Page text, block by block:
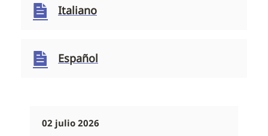
Italiano
Español
02 julio 2026